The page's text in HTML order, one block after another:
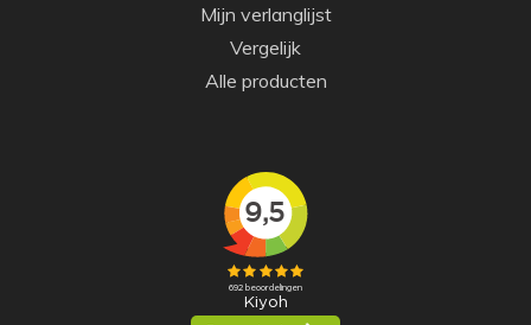
Mijn verlanglijst
Vergelijk
Alle producten